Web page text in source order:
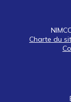
Charte du